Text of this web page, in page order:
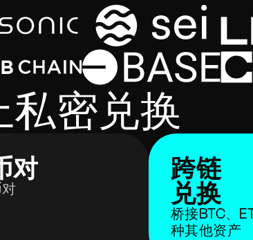
密兑换
对 跨链
兑换
桥接BTC、
种其他资产